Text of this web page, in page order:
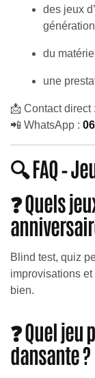
des jeux
du
une
📩 Contact direct :
📲 WhatsApp :
🔍 FAQ –
❓ Quels
Blind test, quiz
improvisations
bien.
❓ Quel
dansante ?